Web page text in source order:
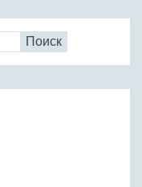
Поиск